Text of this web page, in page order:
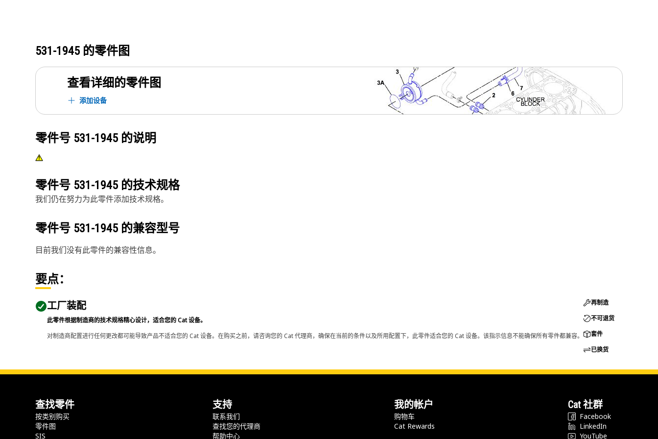
531-1945 的零件图
查看详细的零件图
添加设备
零件号 531-1945 的说明
零件号 531-1945 的技术规格
我们仍在努力为此零件添加技术规格。
零件号 531-1945 的兼容型号
目前我们没有此零件的兼容性信息。
要点：
工厂装配
此零件根据制造商的技术规格精心设计，适合您的 Cat 设备。
对制造商配置进行任何更改都可能导致产品不适合您的 Cat 设备。在购买之前，请咨询您的 Cat 代理商，确保在当前的条件以及所用配置下，此零件适合您的 Cat 设备。该指示信息不能确保所有零件都兼容。
再制造
不可退货
套件
已换货
查找零件
按类别购买
零件图
SIS
支持
联系我们
查找您的代理商
帮助中心
我的帐户
购物车
Cat Rewards
Cat 社群
Facebook
LinkedIn
YouTube